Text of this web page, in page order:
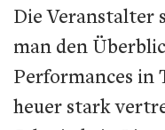
Die Veranstalter
man den
Performances in
heuer stark